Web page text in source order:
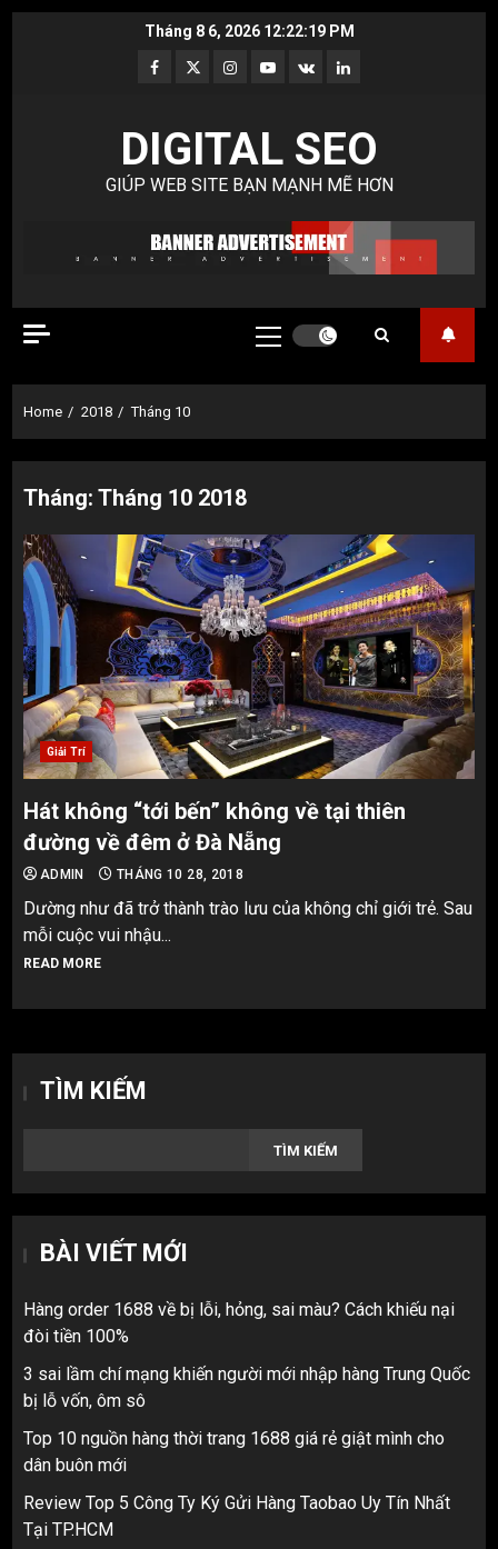
Tháng 8 6, 2026 12:22:20 PM
Facebook
TwitterInstagram
Youtube
VK LinkedIn
DIGITAL SEO
GIÚP WEB SITE BẠN MẠNH MẼ HƠN
Primary
Home 2018 Tháng 10
Tháng: Tháng 10 2018
Giải Trí
Hát không “tới bến” không về tại thiên
đường về đêm ở Đà Nẵng
ADMIN THÁNG 10 28, 2018
Dường như đã trở thành trào lưu của không chỉ giới trẻ. Sau
mỗi cuộc vui nhậu...
READ MORE
TÌM KIẾM
TÌM KIẾM
BÀI VIẾT MỚI
Hàng order 1688 về bị lỗi, hỏng, sai màu? Cách khiếu nại
đòi tiền 100%
3 sai lầm chí mạng khiến người mới nhập hàng Trung Quốc
bị lỗ vốn, ôm sô
Top 10 nguồn hàng thời trang 1688 giá rẻ giật mình cho
dân buôn mới
Review Top 5 Công Ty Ký Gửi Hàng Taobao Uy Tín Nhất
Tại TP.HCM